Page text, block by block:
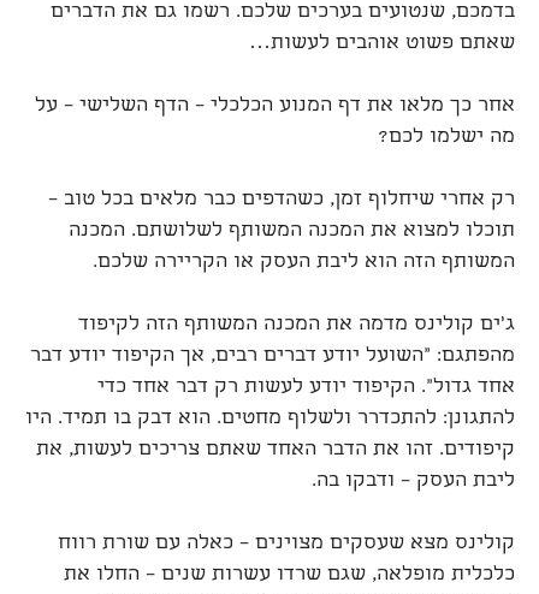
בדמכם, שנטועים בערכים שלכם. רשמו גם את הדברים
שאתם פשוט אוהבים לעשות…
אחר כך מלאו את דף המנוע הכלכלי – הדף השלישי – על
מה ישלמו לכם?
רק אחרי שיחלוף זמן, כשהדפים כבר מלאים בכל טוב –
תוכלו למצוא את המכנה המשותף לשלושתם. המכנה
המשותף הזה הוא ליבת העסק או הקריירה שלכם.
ג’ים קולינס מדמה את המכנה המשותף הזה לקיפוד
מהפתגם: "השועל יודע דברים רבים, אך הקיפוד יודע דבר
אחד גדול". הקיפוד יודע לעשות רק דבר אחד כדי
להתגונן: להתכדרר ולשלוף מחטים. הוא דבק בו תמיד. היו
קיפודים. זהו את הדבר האחד שאתם צריכים לעשות, את
ליבת העסק – ודבקו בה.
קולינס מצא שעסקים מצוינים – כאלה עם שורת רווח
כלכלית מופלאה, שגם שרדו עשרות שנים – החלו את